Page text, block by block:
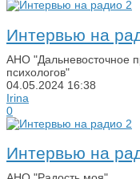
Интервью на
АНО "Дальневосточное
психологов"
04.05.2024 16:38
Irina
0
Интервью на